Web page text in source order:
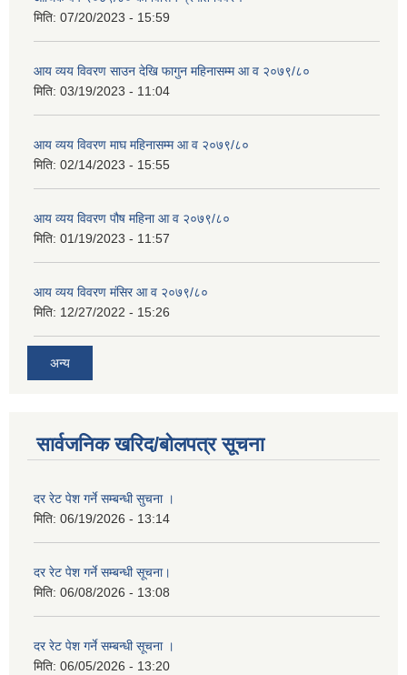
मिति: 07/20/2023 - 15:59
आय व्यय विवरण साउन देखि फागुन महिनासम्म आ व २०७९/८०
मिति: 03/19/2023 - 11:04
आय व्यय विवरण माघ महिनासम्म आ व २०७९/८०
मिति: 02/14/2023 - 15:55
आय व्यय विवरण पौष महिना आ व २०७९/८०
मिति: 01/19/2023 - 11:57
आय व्यय विवरण मंसिर आ व २०७९/८०
मिति: 12/27/2022 - 15:26
अन्य
सार्वजनिक खरिद/बोलपत्र सूचना
दर रेट पेश गर्ने सम्बन्धी सुचना ।
मिति: 06/19/2026 - 13:14
दर रेट पेश गर्ने सम्बन्धी सूचना।
मिति: 06/08/2026 - 13:08
दर रेट पेश गर्ने सम्बन्धी सूचना ।
मिति: 06/05/2026 - 13:20